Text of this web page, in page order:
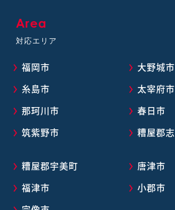
Area
対応エリア
福岡市
糸島市
那珂川市
筑紫野市
大野城市
太宰府市
春日市
糟屋郡
糟屋郡宇美町
福津市
唐津市
小郡市